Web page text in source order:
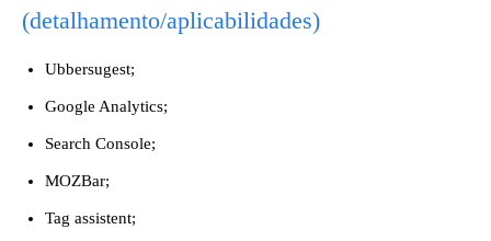
(detalhamento/aplicabilidades)
Ubbersugest;
Google Analytics;
Search Console;
MOZBar;
Tag assistent;